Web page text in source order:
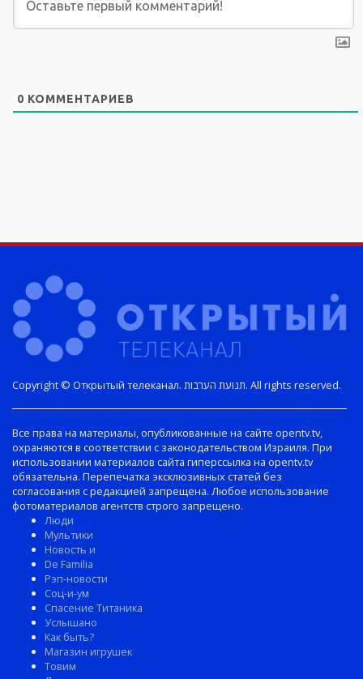
0 КОММЕНТАРИЕВ
Copyright © Открытый телеканал. תנועת הערבות. All rights reserved.
Все права на материалы, опубликованные на сайте opentv.tv,
охраняются в соответствии с законодательством Израиля. При
использовании материалов сайта гиперссылка на opentv.tv
обязательна. Перепечатка эксклюзивных статей без
согласования с редакцией запрещена. Любое использование
фотоматериалов агентств строго запрещено.
Люди
Мультики
Новость и
De Familia
Рэп-новости
Соц-и-ум
Спасение Титаника
Услышано
Как быть?
Магазин игрушек
Товим